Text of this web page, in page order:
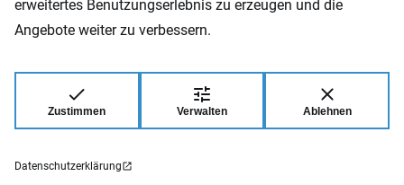
erweitertes Benutzungserlebnis zu erzeugen und die
Angebote weiter zu verbessern.
Zustimmen Verwalten Ablehnen
Datenschutzerklärung
Gewerbepark 46
© 2026 Warwick GmbH & Co Music Equipment
KG.